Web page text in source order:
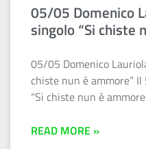
05/05 Domenico
singolo “Si chiste
05/05 Domenico
chiste nun è ammore”
“Si chiste nun è
READ MORE »